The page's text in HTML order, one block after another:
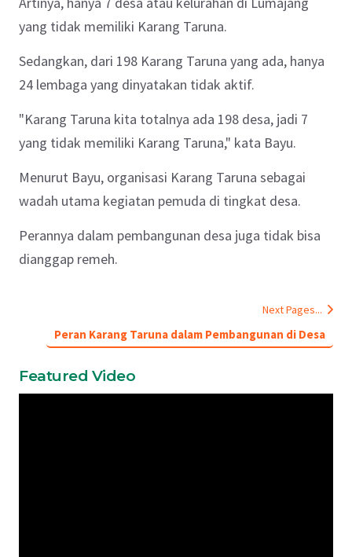
yang tidak memiliki Karang Taruna.
Sedangkan, dari 198 Karang Taruna yang ada, hanya
24 lembaga yang dinyatakan tidak aktif.
"Karang Taruna kita totalnya ada 198 desa, jadi 7
yang tidak memiliki Karang Taruna," kata Bayu.
Menurut Bayu, organisasi Karang Taruna sebagai
wadah utama kegiatan pemuda di tingkat desa.
Perannya dalam pembangunan desa juga tidak bisa
dianggap remeh.
Next Pages...
Peran Karang Taruna dalam Pembangunan di Desa
Featured Video